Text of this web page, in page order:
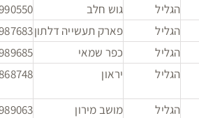
הגליל גוש חלב
הגליל פארק תעשייה דלתון
הגליל כפר שמאי
הגליל יראון
הגליל מושב מירון